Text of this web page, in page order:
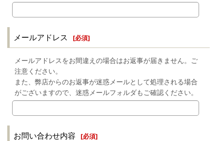
メールアドレス [必須]
メールアドレスをお間違えの場合はお返事が届きません。ご
注意ください。
また、弊店からのお返事が迷惑メールとして処理される場合
がございますので、迷惑メールフォルダもご確認ください。
お問い合わせ内容 [必須]